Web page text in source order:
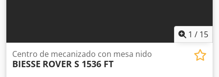
1 / 15
Centro de mecanizado con mesa nido
BIESSE ROVER S 1536 FT